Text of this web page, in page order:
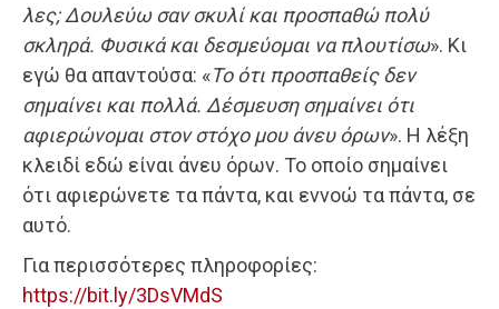
λες; Δουλεύω σαν σκυλί και προσπαθώ πολύ
σκληρά. Φυσικά και δεσμεύομαι να πλουτίσω». Κι
εγώ θα απαντούσα: «Το ότι προσπαθείς δεν
σημαίνει και πολλά. Δέσμευση σημαίνει ότι
αφιερώνομαι στον στόχο μου άνευ όρων». Η λέξη
κλειδί εδώ είναι άνευ όρων. Το οποίο σημαίνει
ότι αφιερώνετε τα πάντα, και εννοώ τα πάντα, σε
αυτό.
Για περισσότερες πληροφορίες:
https://bit.ly/3DsVMdS